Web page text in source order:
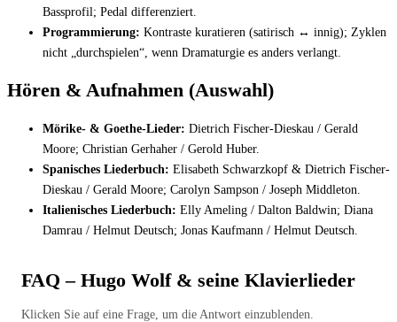
Bassprofil; Pedal differenziert.
Programmierung: Kontraste kuratieren (satirisch ↔ innig); Zyklen
nicht „durchspielen“, wenn Dramaturgie es anders verlangt.
Hören & Aufnahmen (Auswahl)
Mörike- & Goethe-Lieder: Dietrich Fischer-Dieskau / Gerald
Moore; Christian Gerhaher / Gerold Huber.
Spanisches Liederbuch: Elisabeth Schwarzkopf & Dietrich Fischer-
Dieskau / Gerald Moore; Carolyn Sampson / Joseph Middleton.
Italienisches Liederbuch: Elly Ameling / Dalton Baldwin; Diana
Damrau / Helmut Deutsch; Jonas Kaufmann / Helmut Deutsch.
FAQ – Hugo Wolf & seine Klavierlieder
Klicken Sie auf eine Frage, um die Antwort einzublenden.